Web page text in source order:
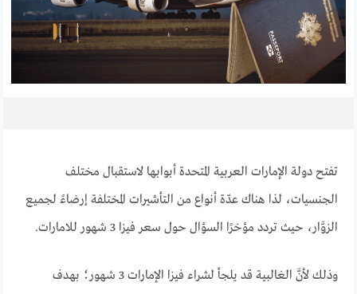
تفتح دولة الإمارات العربية المتحدة أبوابها لاستقبال مختلف
الجنسيات، لذا هناك عدّة أنواع من التأشيرات المختلفة إرضاءً لجميع
الزوَّار، حيث تردد مؤخرًا السؤال حول سعر فيزا 3 شهور للامارات.
وذلك لأنَّ الغالبية قد يلجأ لشراء فيزا الإمارات 3 شهور؛ بهدف